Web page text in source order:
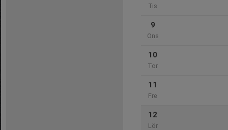
Tis
9
Ons
10
Tor
11
Fre
12
Lör